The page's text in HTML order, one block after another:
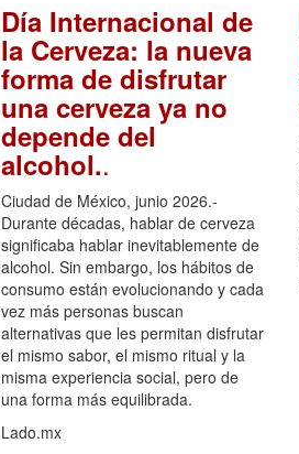
Día Internacional de
la Cerveza: la nueva
forma de disfrutar
una cerveza ya no
depende del
alcohol..
Ciudad de México, junio 2026.-
Durante décadas, hablar de cerveza
significaba hablar inevitablemente de
alcohol. Sin embargo, los hábitos de
consumo están evolucionando y cada
vez más personas buscan
alternativas que les permitan disfrutar
el mismo sabor, el mismo ritual y la
misma experiencia social, pero de
una forma más equilibrada.
Lado.mx